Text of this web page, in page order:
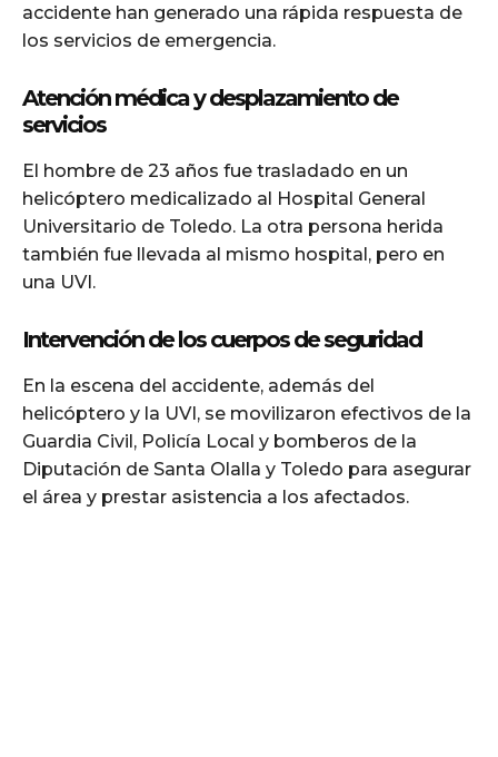
accidente han generado una rápida respuesta de
los servicios de emergencia.
Atención médica y desplazamiento de
servicios
El hombre de 23 años fue trasladado en un
helicóptero medicalizado al Hospital General
Universitario de Toledo. La otra persona herida
también fue llevada al mismo hospital, pero en
una UVI.
Intervención de los cuerpos de seguridad
En la escena del accidente, además del
helicóptero y la UVI, se movilizaron efectivos de la
Guardia Civil, Policía Local y bomberos de la
Diputación de Santa Olalla y Toledo para asegurar
el área y prestar asistencia a los afectados.